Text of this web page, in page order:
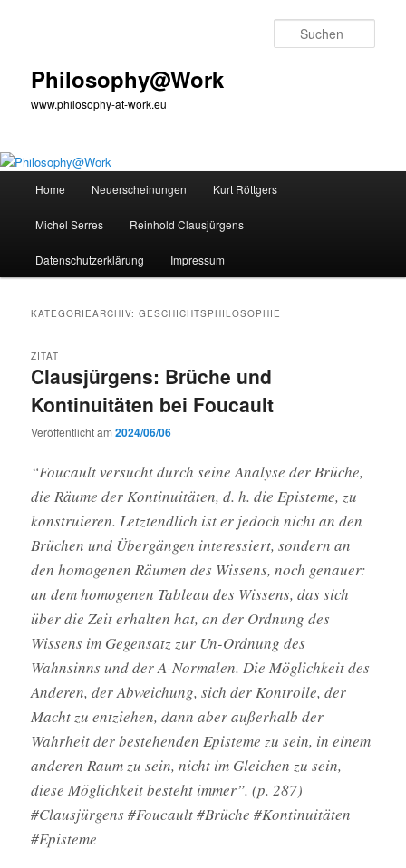
Philosophy@Work
www.philosophy-at-work.eu
Home Neuerscheinungen Kurt Röttgers
Michel Serres Reinhold Clausjürgens
Datenschutzerklärung Impressum
KATEGORIEARCHIV:GESCHICHTSPHILOSOPHIE
Clausjürgens: Brüche und
Kontinuitäten bei Foucault
ZITAT
Veröffentlicht am2024/06/06
“Foucault versucht durch seine Analyse der Brüche,
die Räume der Kontinuitäten, d. h. die Episteme, zu
konstruieren. Letztendlich ist er jedoch nicht an den
Brüchen und Übergängen interessiert, sondern an
den homogenen Räumen des Wissens, noch genauer:
an dem homogenen Tableau des Wissens, das sich
über die Zeit erhalten hat, an der Ordnung des
Wissens im Gegensatz zur Un-Ordnung des
Wahnsinns und der A-Normalen. Die Möglichkeit des
Anderen, der Abweichung, sich der Kontrolle, der
Macht zu entziehen, dann aber außerhalb der
Wahrheit der bestehenden Episteme zu sein, in einem
anderen Raum zu sein, nicht im Gleichen zu sein,
diese Möglichkeit besteht immer”. (p. 287)
#Clausjürgens #Foucault #Brüche #Kontinuitäten
#Episteme